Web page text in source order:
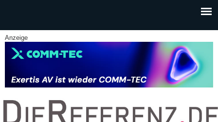
Anzeige